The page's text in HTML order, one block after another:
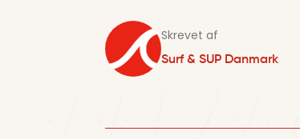
Skrevet af
Surf & SUP Danmark